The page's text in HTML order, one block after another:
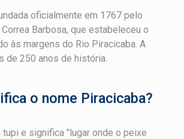
oficialmente em 1767 pelo
Barbosa, que estabeleceu o
às margens do Rio Piracicaba. A
de 250 anos de história.
o nome Piracicaba?
tupi e significa "lugar onde o peixe